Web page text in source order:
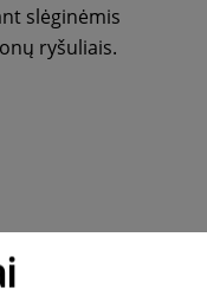
slėginėmis
ryšuliais.